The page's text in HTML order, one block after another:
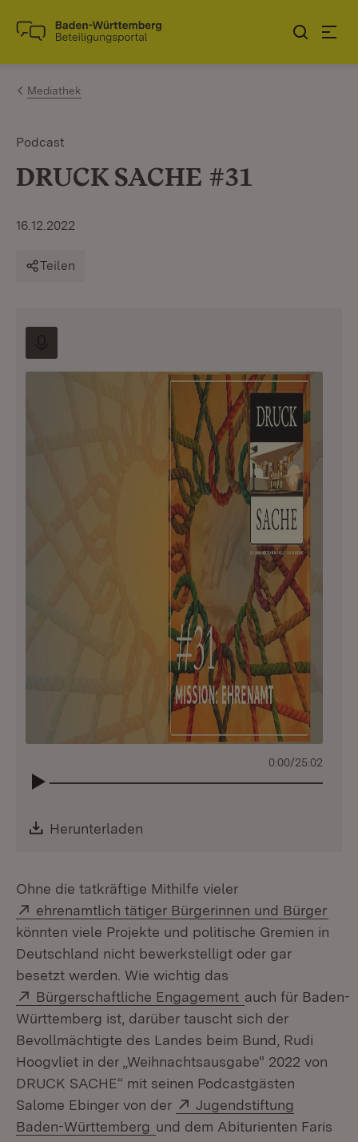
Zum Inhalt springen
Link zur Startseite
Mediathek
Podcast
DRUCK SACHE #31
16.12.2022
Teilen
0:00/25:02
Download:
Herunterladen
Ohne die tatkräftige Mithilfe vieler
Extern:
ehrenamtlich tätiger Bürgerinnen und Bürger
könnten viele Projekte und politische Gremien in
Deutschland nicht bewerkstelligt oder gar
besetzt werden. Wie wichtig das
Extern:
Bürgerschaftliche Engagement (Öffnet in neuem
auch für Baden-
Württemberg ist, darüber tauscht sich der
Bevollmächtigte des Landes beim Bund, Rudi
Hoogvliet in der „Weihnachtsausgabe" 2022 von
DRUCK SACHE“ mit seinen Podcastgästen
Salome Ebinger von der
Extern:
Jugendstiftung
Baden-Württemberg (Öffnet in neuem Fenster)
und dem Abiturienten Faris